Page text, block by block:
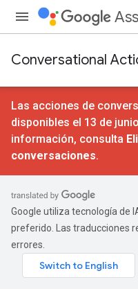
Conversational
Las acciones de
disponibles el 13 de
información, consulta
conversaciones.
Google utiliza tecnología de
preferido. Las traducciones
errores.